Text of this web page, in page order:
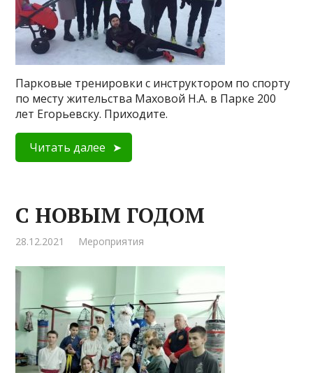
Парковые тренировки с инструктором по спорту
по месту жительства Маховой Н.А. в Парке 200
лет Егорьевску. Приходите.
Читать далее
С НОВЫМ ГОДОМ
28.12.2021 Мероприятия